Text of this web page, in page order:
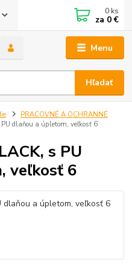
Menu
Hľadať
0 ks
za 0 €
PRACOVNÉ A OCHRANNÉ
dlaňou a úpletom, veľkosť 6
s PU
veľkosť 6